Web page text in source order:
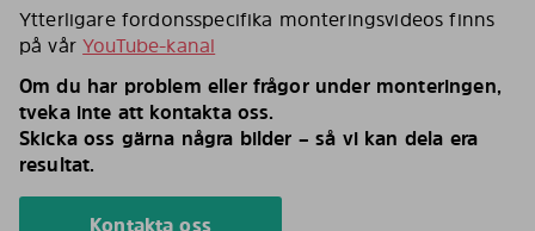
Ytterligare fordonsspecifika monteringsvideos finns
på vårYouTube-kanal
Om du har problem eller frågor under monteringen,
tveka inte att kontakta oss.
Skicka oss gärna några bilder – så vi kan dela era
resultat.
Kontakta oss